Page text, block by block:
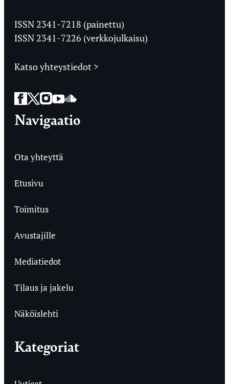
Ylioppilaslehti
ISSN 2341-7218 (painettu)
ISSN 2341-7226 (verkkojulkaisu)
Katso yhteystiedot >
Facebook
Twitter
Instagram
YouTube
SoundCloud
Navigaatio
Ota yhteyttä
Etusivu
Toimitus
Avustajille
Mediatiedot
Tilaus ja jakelu
Näköislehti
Kategoriat